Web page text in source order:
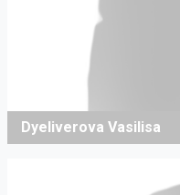
Dyeliverova Vasilisa